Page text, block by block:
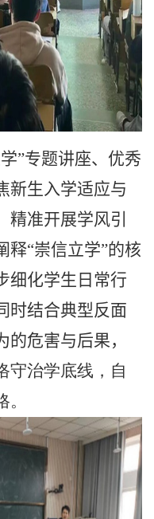
”专题讲座、优秀
新生入学适应与
精准开展学风引
释“崇信立学”的核
细化学生日常行
时结合典型反面
危害与后果，
守治学底线，自